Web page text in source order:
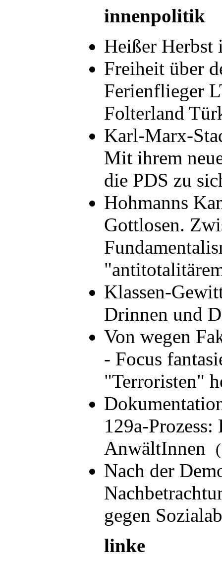
innenpolitik
Heißer
Freiheit über
Ferienflieger
Folterland
Karl-Marx-
Mit ihrem
die PDS zu
Hohmanns
Gottlosen.
Klassen-
Drinnen und
Von wegen
- Focus
"Terroristen"
129a-
AnwältInnen
Nach der
gegen
linke